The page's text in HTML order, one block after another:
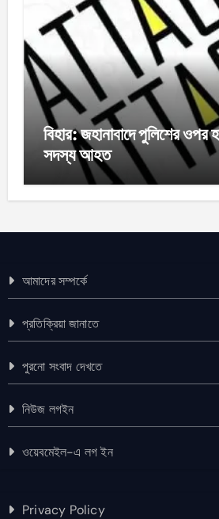
বিহার: জহানাবাদে পুলিশের ওপর
সদস্য আহত
আমাদের সম্পর্কে
প্রতিক্রিয়া জানাতে
পুরনো সংবাদ দেখতে
নিউজ লগইন
ওয়েবমেইল-এ লগ ইন
Privacy Policy